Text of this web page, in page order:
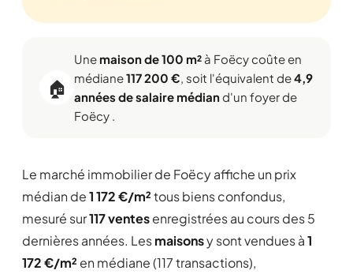
🏠
Une maison de 100 m² à Foëcy coûte en
médiane117 200 €, soit l'équivalent de4,9
années de salaire médiand'un foyer de
Foëcy .
Le marché immobilier de Foëcy affiche un prix
médian de1 172 €/m²tous biens confondus,
mesuré sur117 ventesenregistrées au cours des 5
dernières années. Lesmaisonsy sont vendues à1
172 €/m² en médiane (117 transactions),